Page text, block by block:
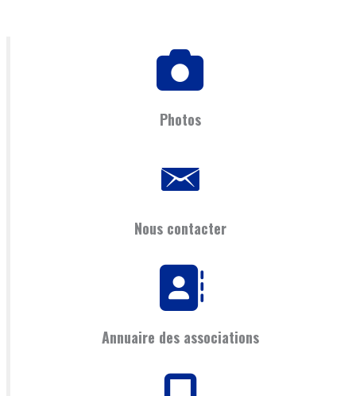
Photos
Nous contacter
Annuaire des associations